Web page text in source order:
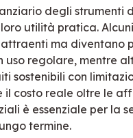
degli strumenti
utilità pratica.
ma diventano
uso regolare, mentre
sostenibili con
il costo reale oltre le
è essenziale per la
termine.